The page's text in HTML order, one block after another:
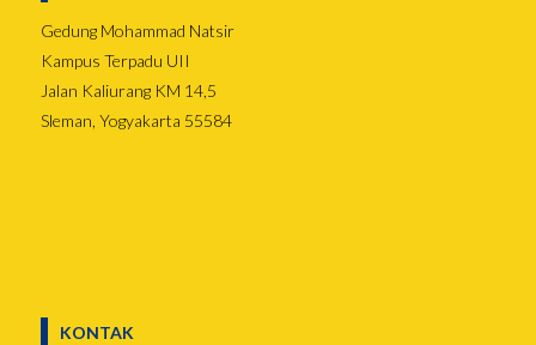
Gedung Mohammad Natsir
Kampus Terpadu UII
Jalan Kaliurang KM 14,5
Sleman, Yogyakarta 55584
KONTAK